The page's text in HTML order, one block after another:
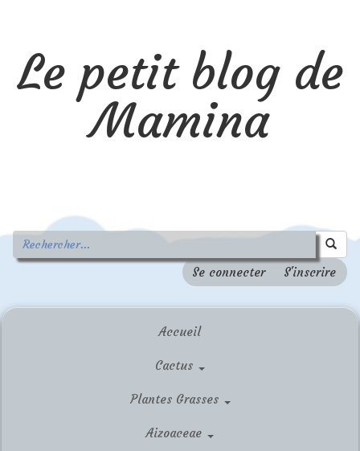
Le petit blog de
Mamina
Se connecter S'inscrire
Accueil
Cactus
Plantes Grasses
Aizoaceae